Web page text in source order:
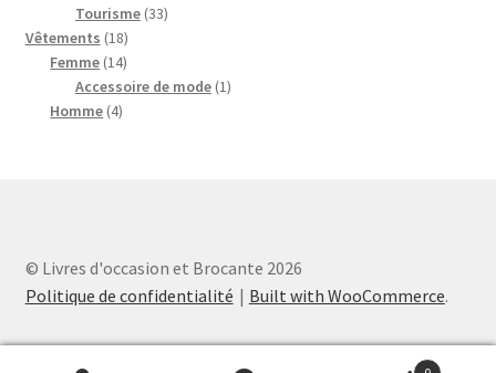
produits
Tourisme 3333
Vêtements 1818
produits
Femme 1414
produits
Accessoire de mode 11
Homme 44
© Livres d'occasion et Brocante 2026
Politique de confidentialité
Built with WooCommerce.